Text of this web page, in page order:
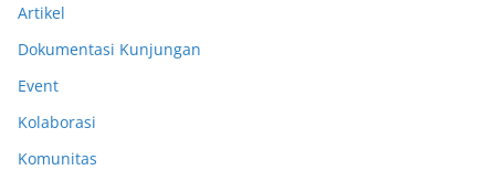
Artikel
Dokumentasi Kunjungan
Event
Kolaborasi
Komunitas